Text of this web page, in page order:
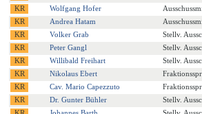
Wolfgang Hofer
Andrea Hatam
Volker Grab
Stellv.
Peter Gangl
Stellv.
Willibald Freihart
Stellv.
Nikolaus Ebert
Cav. Mario Capezzuto
Dr. Gunter Bühler
Stellv.
Johannes Barth
Stellv.